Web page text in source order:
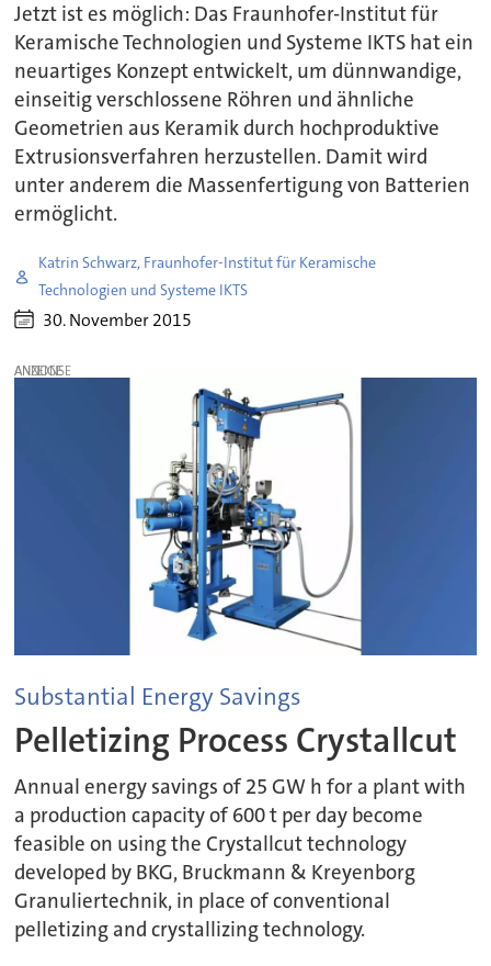
Jetzt ist es möglich: Das Fraunhofer-Institut für
Keramische Technologien und Systeme IKTS hat ein
neuartiges Konzept entwickelt, um dünnwandige,
einseitig verschlossene Röhren und ähnliche
Geometrien aus Keramik durch hochproduktive
Extrusionsverfahren herzustellen. Damit wird
unter anderem die Massenfertigung von Batterien
ermöglicht.
Katrin Schwarz, Fraunhofer-Institut für Keramische
Technologien und Systeme IKTS
30. November 2015
ANZEIGE
Substantial Energy Savings
Pelletizing Process Crystallcut
Annual energy savings of 25 GW h for a plant with
a production capacity of 600 t per day become
feasible on using the Crystallcut technology
developed by BKG, Bruckmann & Kreyenborg
Granuliertechnik, in place of conventional
pelletizing and crystallizing technology.